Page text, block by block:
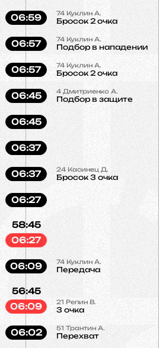
74 Куклин А.
Бросок 2 очка
06:59
74 Куклин А.
Подбор в нападении
06:57
74 Куклин А.
Бросок 2 очка
06:57
4 Дмитриенко А.
Подбор в защите
06:45
06:45
06:37
24 Касинец Д.
Бросок 3 очка
06:37
06:27
58:45
06:27
74 Куклин А.
Передача
06:09
21 Репин В.
3 очка
56:45
06:09
51 Трантин А.
Перехват
06:02